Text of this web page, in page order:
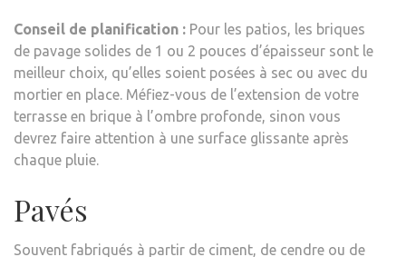
Conseil de planification : Pour les patios, les briques
de pavage solides de 1 ou 2 pouces d’épaisseur sont le
meilleur choix, qu’elles soient posées à sec ou avec du
mortier en place. Méfiez-vous de l’extension de votre
terrasse en brique à l’ombre profonde, sinon vous
devrez faire attention à une surface glissante après
chaque pluie.
Pavés
Souvent fabriqués à partir de ciment, de cendre ou de